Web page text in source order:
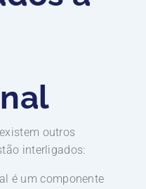
outros
interligados:
é um componente